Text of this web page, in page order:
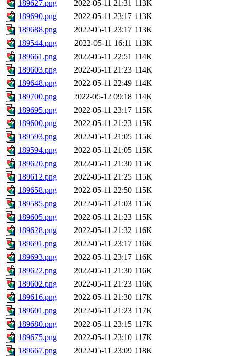
189627.png 2022-05-11 21:31 113K
189690.png
2022-05-11 23:17 113K
189688.png
2022-05-11 23:17 113K
189544.png
2022-05-11 16:11 113K
189661.png
2022-05-11 22:51 114K
189603.png
2022-05-11 21:23 114K
189648.png
2022-05-11 22:49 114K
189700.png
2022-05-12 09:18 114K
189695.png
2022-05-11 23:17 115K
189600.png
2022-05-11 21:23 115K
189593.png
2022-05-11 21:05 115K
189594.png
2022-05-11 21:05 115K
189620.png
2022-05-11 21:30 115K
189612.png
2022-05-11 21:25 115K
189658.png
2022-05-11 22:50 115K
189585.png
2022-05-11 21:03 115K
189605.png
2022-05-11 21:23 115K
189628.png
2022-05-11 21:32 116K
189691.png
2022-05-11 23:17 116K
189693.png
2022-05-11 23:17 116K
189622.png
2022-05-11 21:30 116K
189602.png
2022-05-11 21:23 116K
189616.png
2022-05-11 21:30 117K
189601.png
2022-05-11 21:23 117K
189680.png
2022-05-11 23:15 117K
189675.png
2022-05-11 23:10 117K
189667.png
2022-05-11 23:09 118K